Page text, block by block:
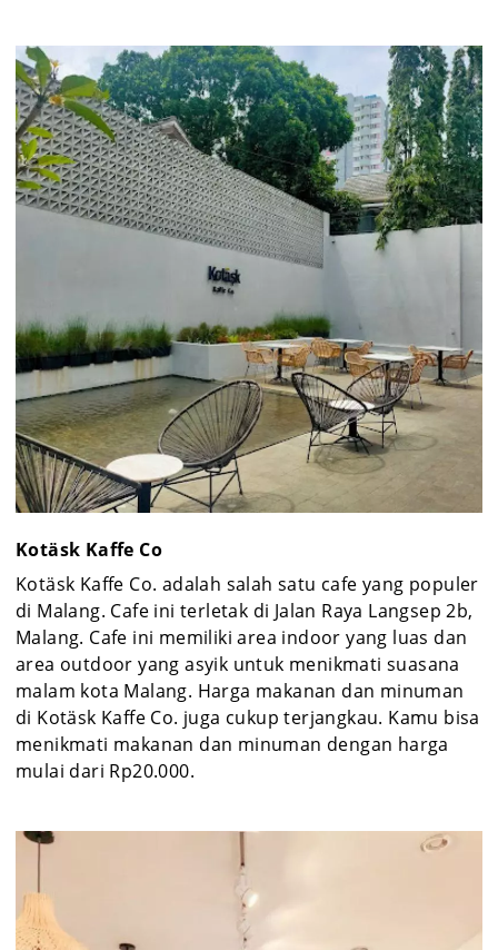
Kotäsk Kaffe Co
Kotäsk Kaffe Co. adalah salah satu cafe yang populer
di Malang. Cafe ini terletak di Jalan Raya Langsep 2b,
Malang. Cafe ini memiliki area indoor yang luas dan
area outdoor yang asyik untuk menikmati suasana
malam kota Malang. Harga makanan dan minuman
di Kotäsk Kaffe Co. juga cukup terjangkau. Kamu bisa
menikmati makanan dan minuman dengan harga
mulai dari Rp20.000.